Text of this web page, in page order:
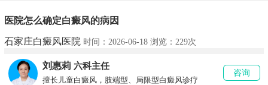
医院怎么确定白癜风的病因
石家庄白癜风医院 时间：2026-06-18 浏览： 229次
刘惠莉 六科主任
擅长儿童白癜风，肢端型、局限型白癜风诊疗
咨询